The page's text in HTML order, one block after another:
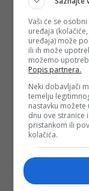
Vaši će se
uređaja
uređaja) može
ili ih može
možemo
Popis partnera.
Neki dobavljači
temelju
nastavku
dnu ove stranice
pristankom ili
kolačića.